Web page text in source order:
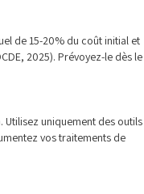
de 15-20% du coût initial et
2025). Prévoyez-le dès le
uniquement des outils
vos traitements de